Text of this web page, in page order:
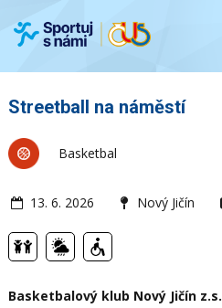
Streetball na náměstí
Basketbal
13. 6. 2026 Nový Jičín
Basketbalový klub Nový Jičín z.s.